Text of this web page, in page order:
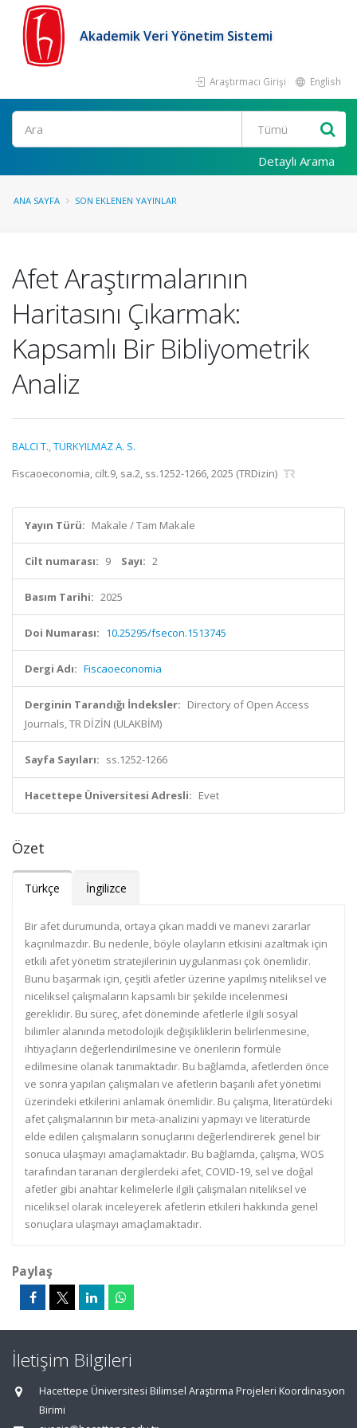
Akademik Veri Yönetim Sistemi
Araştırmacı Girişi English
Ara
Detaylı Arama
ANA SAYFA SON EKLENEN YAYINLAR
Afet Araştırmalarının
Haritasını Çıkarmak:
Kapsamlı Bir Bibliyometrik
Analiz
BALCI T.,TÜRKYILMAZ A. S.
Fiscaoeconomia, cilt.9, sa.2, ss.1252-1266, 2025 (TRDizin)
Yayın Türü: Makale / Tam Makale
Cilt numarası: 9 Sayı: 2
Basım Tarihi: 2025
Doi Numarası: 10.25295/fsecon.1513745
Dergi Adı: Fiscaoeconomia
Derginin Tarandığı İndeksler: Directory of Open Access
Journals, TR DİZİN (ULAKBİM)
Sayfa Sayıları: ss.1252-1266
Hacettepe Üniversitesi Adresli: Evet
Özet
Türkçe İngilizce
Bir afet durumunda, ortaya çıkan maddi ve manevi zararlar
kaçınılmazdır. Bu nedenle, böyle olayların etkisini azaltmak için
etkili afet yönetim stratejilerinin uygulanması çok önemlidir.
Bunu başarmak için, çeşitli afetler üzerine yapılmış niteliksel ve
niceliksel çalışmaların kapsamlı bir şekilde incelenmesi
gereklidir. Bu süreç, afet döneminde afetlerle ilgili sosyal
bilimler alanında metodolojik değişikliklerin belirlenmesine,
ihtiyaçların değerlendirilmesine ve önerilerin formüle
edilmesine olanak tanımaktadır. Bu bağlamda, afetlerden önce
ve sonra yapılan çalışmaları ve afetlerin başarılı afet yönetimi
üzerindeki etkilerini anlamak önemlidir. Bu çalışma, literatürdeki
afet çalışmalarının bir meta-analizini yapmayı ve literatürde
elde edilen çalışmaların sonuçlarını değerlendirerek genel bir
sonuca ulaşmayı amaçlamaktadır. Bu bağlamda, çalışma, WOS
tarafından taranan dergilerdeki afet, COVID-19, sel ve doğal
afetler gibi anahtar kelimelerle ilgili çalışmaları niteliksel ve
niceliksel olarak inceleyerek afetlerin etkileri hakkında genel
sonuçlara ulaşmayı amaçlamaktadır.
Paylaş
İletişim Bilgileri
Hacettepe Üniversitesi Bilimsel Araştırma Projeleri Koordinasyon
Birimi